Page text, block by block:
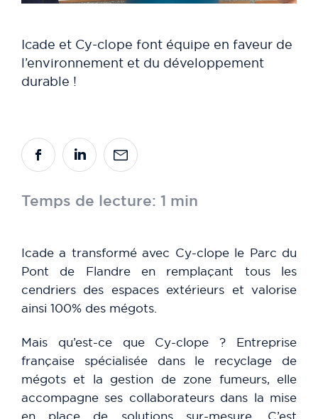
Icade et Cy-clope font équipe en faveur de
l’environnement et du développement
durable !
Temps de lecture: 1 min
Icade a transformé avec Cy-clope le Parc du
Pont de Flandre en remplaçant tous les
cendriers des espaces extérieurs et valorise
ainsi 100% des mégots.
Mais qu’est-ce que Cy-clope ? Entreprise
française spécialisée dans le recyclage de
mégots et la gestion de zone fumeurs, elle
accompagne ses collaborateurs dans la mise
en place de solutions sur-mesure. C’est